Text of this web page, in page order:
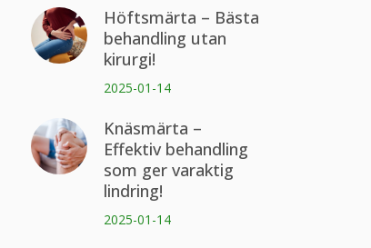
Höftsmärta – Bästa
behandling utan
kirurgi!
2025-01-14
Knäsmärta –
Effektiv behandling
som ger varaktig
lindring!
2025-01-14